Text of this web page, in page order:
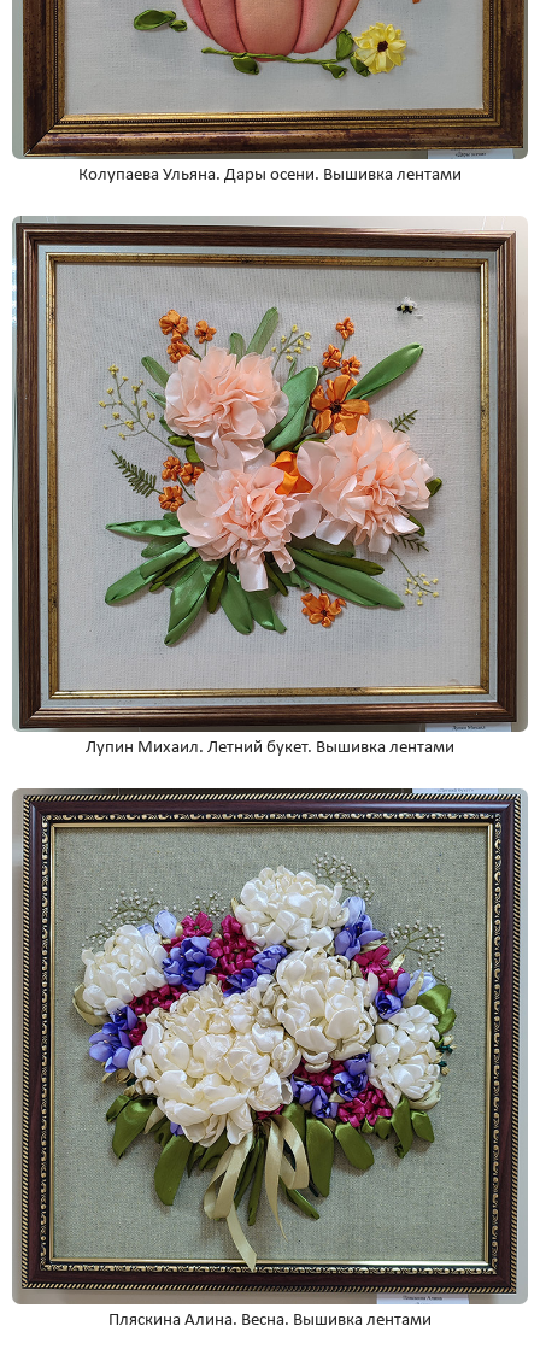
Колупаева Ульяна. Дары осени. Вышивка лентами
Лупин Михаил. Летний букет. Вышивка лентами
Пляскина Алина. Весна. Вышивка лентами